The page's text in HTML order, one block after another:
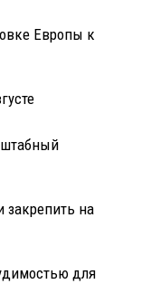
Европы к
закрепить на
для